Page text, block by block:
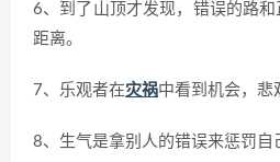
6、到了山顶才发现，错误的路
距离。
7、乐观者在灾祸中看到机会，悲
8、生气是拿别人的错误来惩罚自